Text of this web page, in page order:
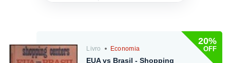
20%
OFF
Livro Economia
EUA vs Brasil - Shopping